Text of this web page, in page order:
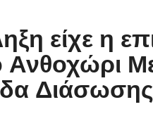
είχε η
Ανθοχώρι
Διάσωσης